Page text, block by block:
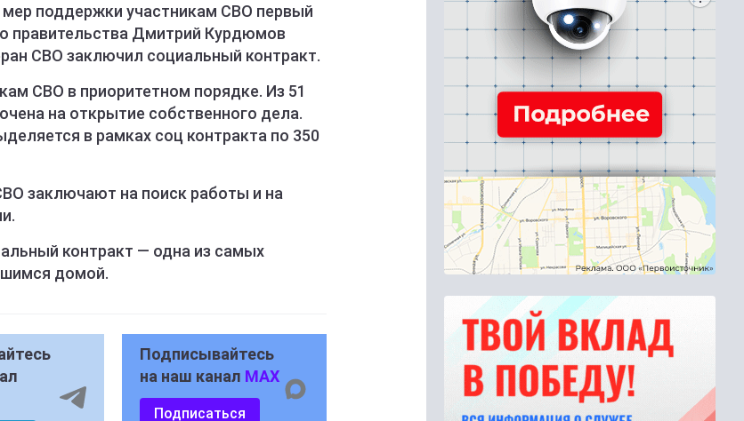
поддержки участникам СВО первый
правительства Дмитрий Курдюмов
СВО заключил социальный контракт.
СВО в приоритетном порядке. Из 51
на открытие собственного дела.
в рамках соц контракта по 350
заключают на поиск работы и на
контракт — одна из самых
домой.
Подписывайтесь
на наш канал MAX
Подписаться